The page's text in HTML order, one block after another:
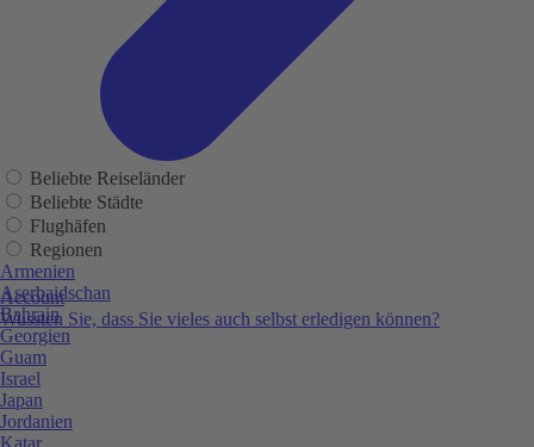
Account
Wussten Sie, dass Sie vieles auch selbst erledigen können?
Beliebte Reiseländer
Beliebte Städte
Flughäfen
Regionen
Armenien
Aserbaidschan
Bahrain
Georgien
Guam
Israel
Japan
Jordanien
Katar